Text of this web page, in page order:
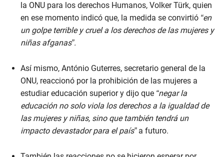
la ONU para los derechos Humanos, Volker Türk, quien
en ese momento indicó que, la medida se convirtió “en
un golpe terrible y cruel a los derechos de las mujeres y
niñas afganas”.
Así mismo, António Guterres, secretario general de la
ONU, reaccionó por la prohibición de las mujeres a
estudiar educación superior y dijo que “negar la
educación no solo viola los derechos a la igualdad de
las mujeres y niñas, sino que también tendrá un
impacto devastador para el país” a futuro.